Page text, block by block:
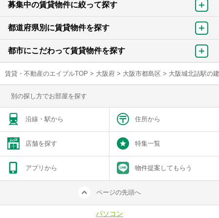
募集中の賃貸物件に絞って探す
都道府県別に賃貸物件を探す
都市にこだわって賃貸物件を探す
賃貸・不動産のエイブルTOP > 大阪府 > 大阪市都島区 > 大阪城北詰駅の
別の探し方でお部屋を探す
沿線・駅から 住所から
店舗を探す 特集一覧
アプリから 物件提案してもらう
ページの先頭へ
パソコン